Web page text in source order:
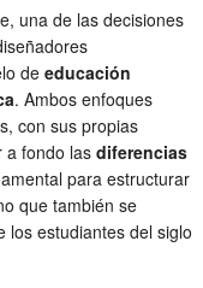
una de las decisiones
de educación
. Ambos enfoques
con sus propias
a fondo las diferencias
para estructurar
que también se
los estudiantes del siglo